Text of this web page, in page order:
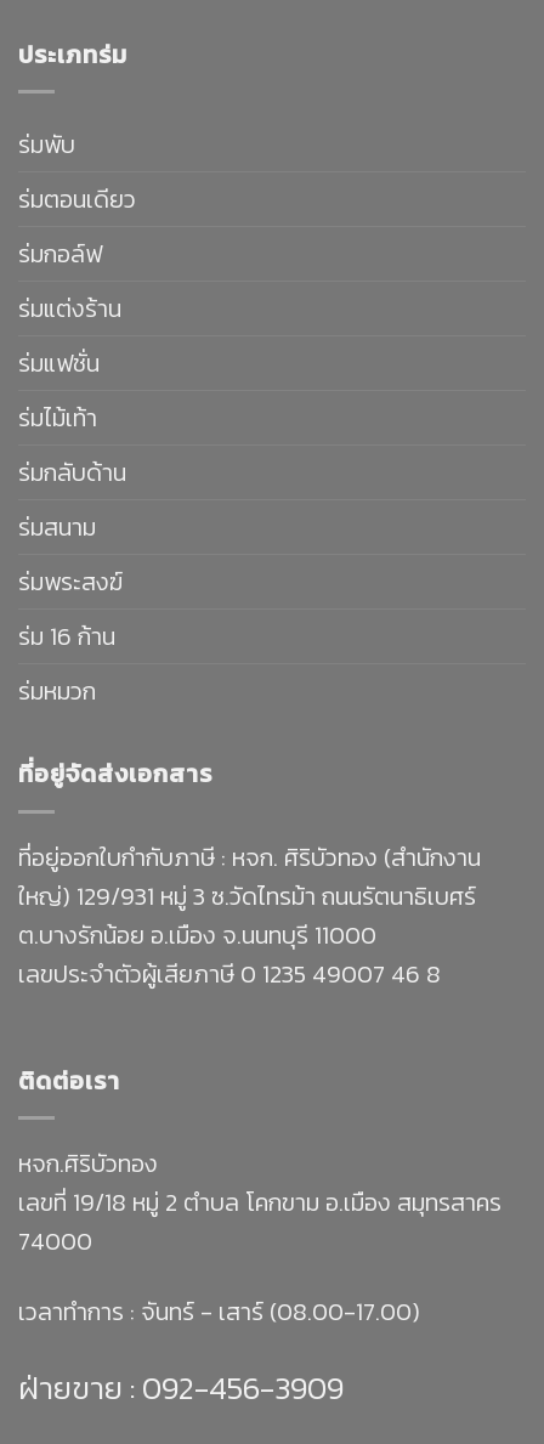
ประเภทร่ม
ร่มพับ
ร่มตอนเดียว
ร่มกอล์ฟ
ร่มแต่งร้าน
ร่มแฟชั่น
ร่มไม้เท้า
ร่มกลับด้าน
ร่มสนาม
ร่มพระสงฆ์
ร่ม 16 ก้าน
ร่มหมวก
ที่อยู่จัดส่งเอกสาร
ที่อยู่ออกใบกำกับภาษี : หจก. ศิริบัวทอง (สำนักงาน
ใหญ่) 129/931 หมู่ 3 ซ.วัดไทรม้า ถนนรัตนาธิเบศร์
ต.บางรักน้อย อ.เมือง จ.นนทบุรี 11000
เลขประจำตัวผู้เสียภาษี 0 1235 49007 46 8
ติดต่อเรา
หจก.ศิริบัวทอง
เลขที่ 19/18 หมู่ 2 ตำบล โคกขาม อ.เมือง สมุทรสาคร
74000
เวลาทำการ : จันทร์ - เสาร์ (08.00-17.00)
ฝ่ายขาย : 092-456-3909